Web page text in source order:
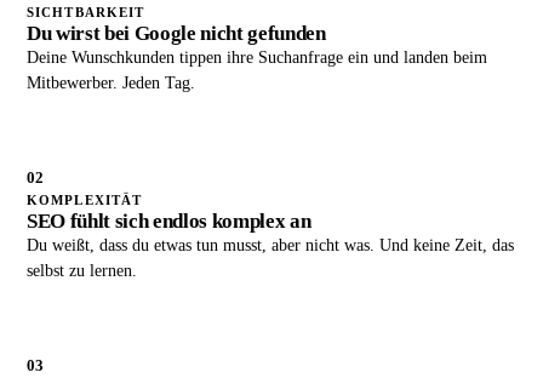
SICHTBARKEIT
Du wirst bei Google nicht gefunden
Deine Wunschkunden tippen ihre Suchanfrage ein und landen beim
Mitbewerber. Jeden Tag.
02
KOMPLEXITÄT
SEO fühlt sich endlos komplex an
Du weißt, dass du etwas tun musst, aber nicht was. Und keine Zeit, das
selbst zu lernen.
03